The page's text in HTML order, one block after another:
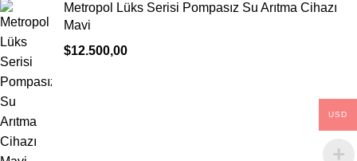
Metropol Lüks Serisi Pompasız Su Arıtma Cihazı
Mavi
$12.500,00
USD